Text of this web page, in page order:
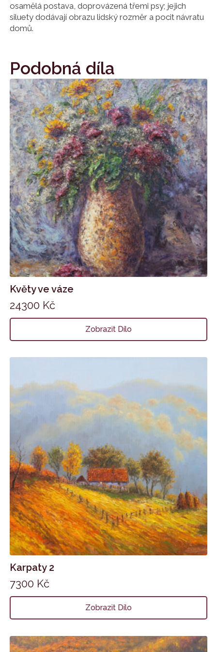
osamělá postava, doprovázená třemi psy; jejich
siluety dodávají obrazu lidský rozměr a pocit návratu
domů.
Podobná díla
Květy ve váze
24300 Kč
Zobrazit Dílo
Karpaty 2
7300 Kč
Zobrazit Dílo